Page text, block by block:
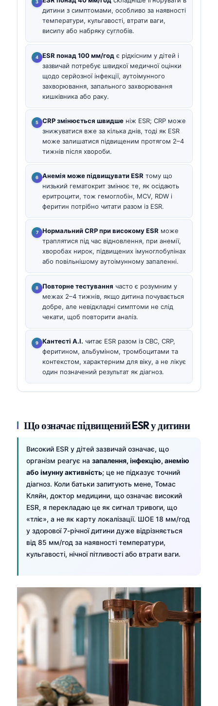
дитини з симптомами, особливо за наявності
температури, кульгавості, втрати ваги,
висипу або набряку суглобів.
ESR понад 100 мм/год є рідкісним у дітей і
зазвичай потребує швидкої медичної оцінки
щодо серйозної інфекції, аутоімунного
захворювання, запального захворювання
кишківника або раку.
CRP змінюється швидше ніж ESR; CRP може
знижуватися вже за кілька днів, тоді як ESR
може залишатися підвищеним протягом 2–4
тижнів після хвороби.
Анемія може підвищувати ESR тому що
низький гематокрит змінює те, як осідають
еритроцити, тож гемоглобін, MCV, RDW і
феритин потрібно читати разом із ESR.
Нормальний CRP при високому ESR може
траплятися під час відновлення, при анемії,
хворобах нирок, підвищених імуноглобулінах
або повільнішому аутоімунному запаленні.
Повторне тестування часто є розумним у
межах 2–4 тижнів, якщо дитина почувається
добре, але невідкладні симптоми не слід
чекати, щоб повторити аналіз.
Кантесті А.І. читає ESR разом із CBC, CRP,
феритином, альбуміном, тромбоцитами та
контекстом, характерним для віку, а не лікує
один позначений результат як діагноз.
Що означає підвищений ESR у дитини
Високий ESR у дітей зазвичай означає, що
організм реагує на запалення, інфекцію, анемію
або імунну активність; це не підказує точний
діагноз. Коли батьки запитують мене, Томас
Кляйн, доктор медицини, що означає високий
ESR, я перекладаю це як сигнал тривоги, що
«тліє», а не як карту локалізації. ШОЕ 18 мм/год
у здорової 7-річної дитини дуже відрізняється
від 85 мм/год за наявності температури,
кульгавості, нічної пітливості або втрати ваги.